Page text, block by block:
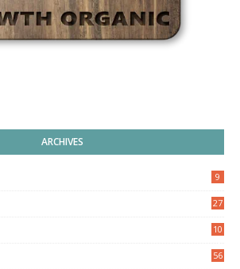
ARCHIVES
9
27
10
56